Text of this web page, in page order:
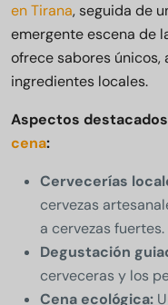
en Tirana, seguida de
emergente escena de
ofrece sabores únicos,
ingredientes locales.
Aspectos
cena:
Cervecerías
cervezas
a cervezas fuertes.
Degustación
cerveceras y los
Cena ecológica: